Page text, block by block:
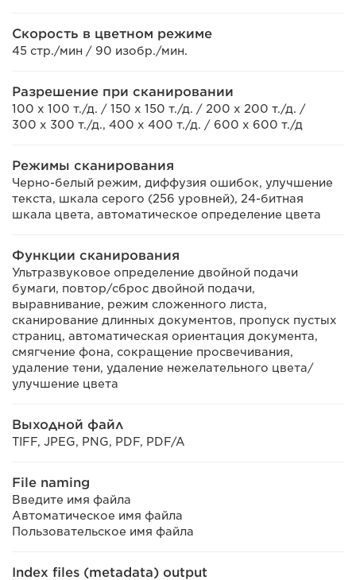
Скорость в цветном режиме
45 стр./мин / 90 изобр./мин.
Разрешение при сканировании
100 x 100 т./д. / 150 x 150 т./д. / 200 x 200 т./д. /
300 x 300 т./д., 400 x 400 т./д. / 600 x 600 т./д
Режимы сканирования
Черно-белый режим, диффузия ошибок, улучшение
текста, шкала серого (256 уровней), 24-битная
шкала цвета, автоматическое определение цвета
Функции сканирования
Ультразвуковое определение двойной подачи
бумаги, повтор/сброс двойной подачи,
выравнивание, режим сложенного листа,
сканирование длинных документов, пропуск пустых
страниц, автоматическая ориентация документа,
смягчение фона, сокращение просвечивания,
удаление тени, удаление нежелательного цвета/
улучшение цвета
Выходной файл
TIFF, JPEG, PNG, PDF, PDF/A
File naming
Введите имя файла
Автоматическое имя файла
Пользовательское имя файла
Index files (metadata) output